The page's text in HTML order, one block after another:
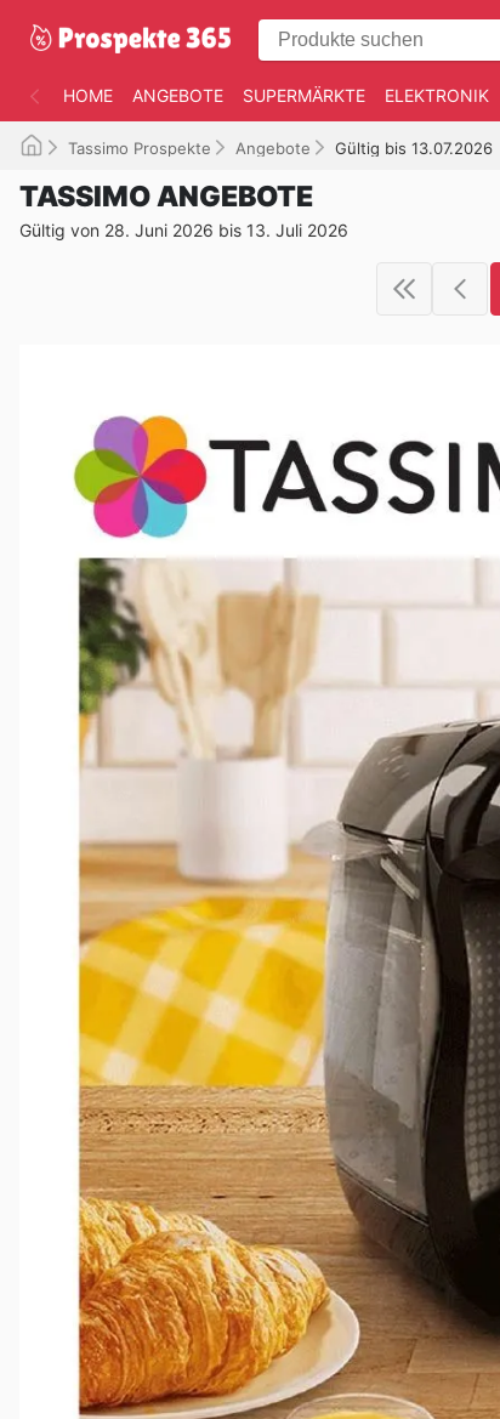
HOME ANGEBOTE SUPERMÄRKTE ELEKTRONIK
Tassimo Prospekte Angebote Gültig bis 13.07.2026
TASSIMO ANGEBOTE
Gültig von 28. Juni 2026 bis 13. Juli 2026